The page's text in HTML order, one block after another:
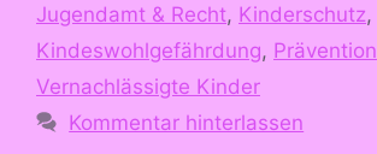
Jugendamt & Recht, Kinderschutz,
Kindeswohlgefährdung, Prävention
Vernachlässigte Kinder
Kommentar hinterlassen